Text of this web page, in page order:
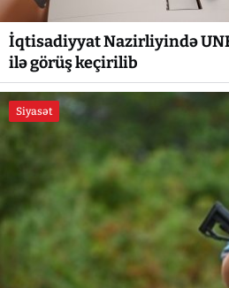
İqtisadiyyat Nazirliyində
ilə görüş keçirilib
Siyasət